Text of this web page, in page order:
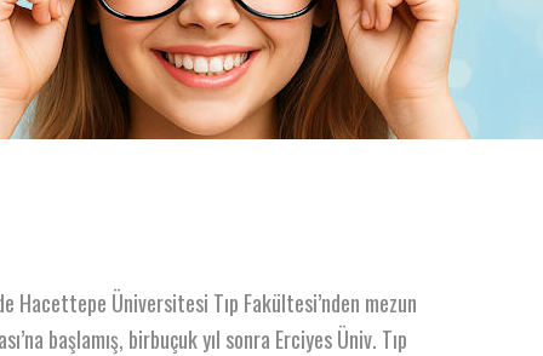
Hacettepe Üniversitesi Tıp Fakültesi’nden mezun
başlamış, birbuçuk yıl sonra Erciyes Üniv. Tıp